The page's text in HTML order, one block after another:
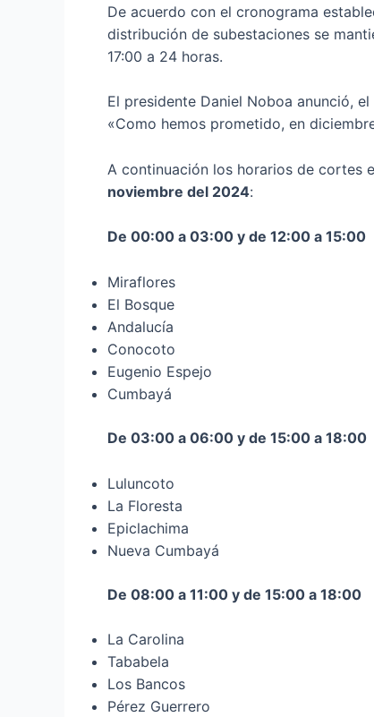
De acuerdo con el cronograma
distribución de subestaciones se
17:00 a 24 horas.
El presidente Daniel Noboa anunció,
«Como hemos prometido, en
A continuación los horarios de cortes
noviembre del 2024:
De 00:00 a 03:00 y de 12:00 a 15:00
Miraflores
El Bosque
Andalucía
Conocoto
Eugenio Espejo
Cumbayá
De 03:00 a 06:00 y de 15:00 a 18:00
Luluncoto
La Floresta
Epiclachima
Nueva Cumbayá
De 08:00 a 11:00 y de 15:00 a 18:00
La Carolina
Tababela
Los Bancos
Pérez Guerrero